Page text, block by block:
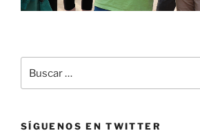
por:
SÍGUENOS EN TWITTER